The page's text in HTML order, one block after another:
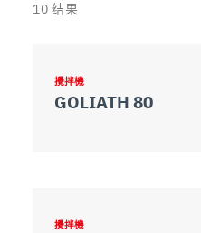
10 结果
攪拌機
GOLIATH 80
攪拌機